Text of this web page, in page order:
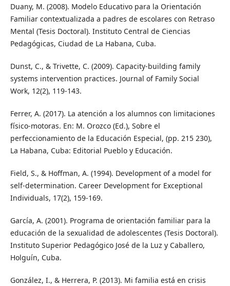
Duany, M. (2008). Modelo Educativo para la Orientación
Familiar contextualizada a padres de escolares con Retraso
Mental (Tesis Doctoral). Instituto Central de Ciencias
Pedagógicas, Ciudad de La Habana, Cuba.
Dunst, C., & Trivette, C. (2009). Capacity-building family
systems intervention practices. Journal of Family Social
Work, 12(2), 119-143.
Ferrer, A. (2017). La atención a los alumnos con limitaciones
físico-motoras. En: M. Orozco (Ed.), Sobre el
perfeccionamiento de la Educación Especial, (pp. 215 230),
La Habana, Cuba: Editorial Pueblo y Educación.
Field, S., & Hoffman, A. (1994). Development of a model for
self-determination. Career Development for Exceptional
Individuals, 17(2), 159-169.
García, A. (2001). Programa de orientación familiar para la
educación de la sexualidad de adolescentes (Tesis Doctoral).
Instituto Superior Pedagógico José de la Luz y Caballero,
Holguín, Cuba.
González, I., & Herrera, P. (2013). Mi familia está en crisis